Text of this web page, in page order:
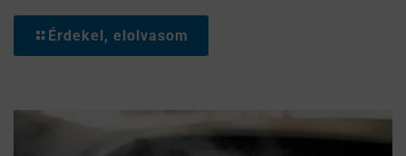
Érdekel, elolvasom